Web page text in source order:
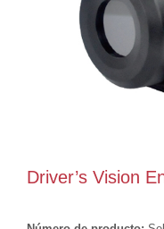
Driver’s Vision